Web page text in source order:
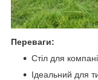
Переваги:
Стіл для
Ідеальний для